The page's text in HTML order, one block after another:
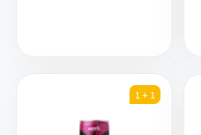
1 + 1